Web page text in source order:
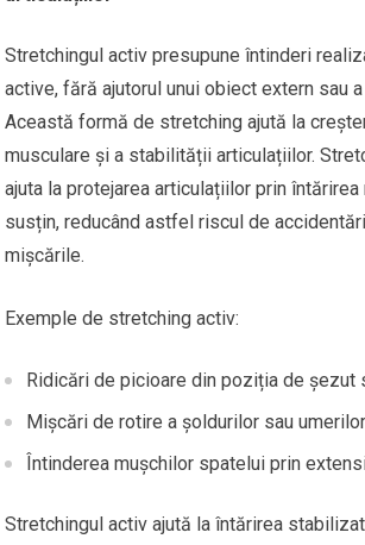
Stretchingul activ presupune întinderi
active, fără ajutorul unui obiect extern sau a
Această formă de stretching ajută la
musculare și a stabilității articulațiilor.
ajuta la protejarea articulațiilor prin
susțin, reducând astfel riscul de
mișcările.
Exemple de stretching activ:
Ridicări de picioare din poziția de șezut
Mișcări de rotire a șoldurilor sau umerilor
Întinderea mușchilor spatelui prin
Stretchingul activ ajută la întărirea